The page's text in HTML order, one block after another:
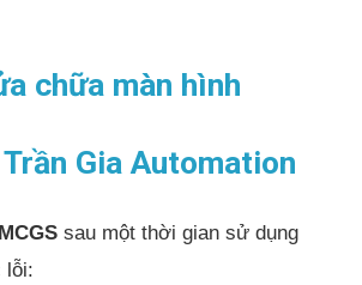
chữa màn hình
Gia Automation
MCGS sau một thời gian sử dụng
lỗi: